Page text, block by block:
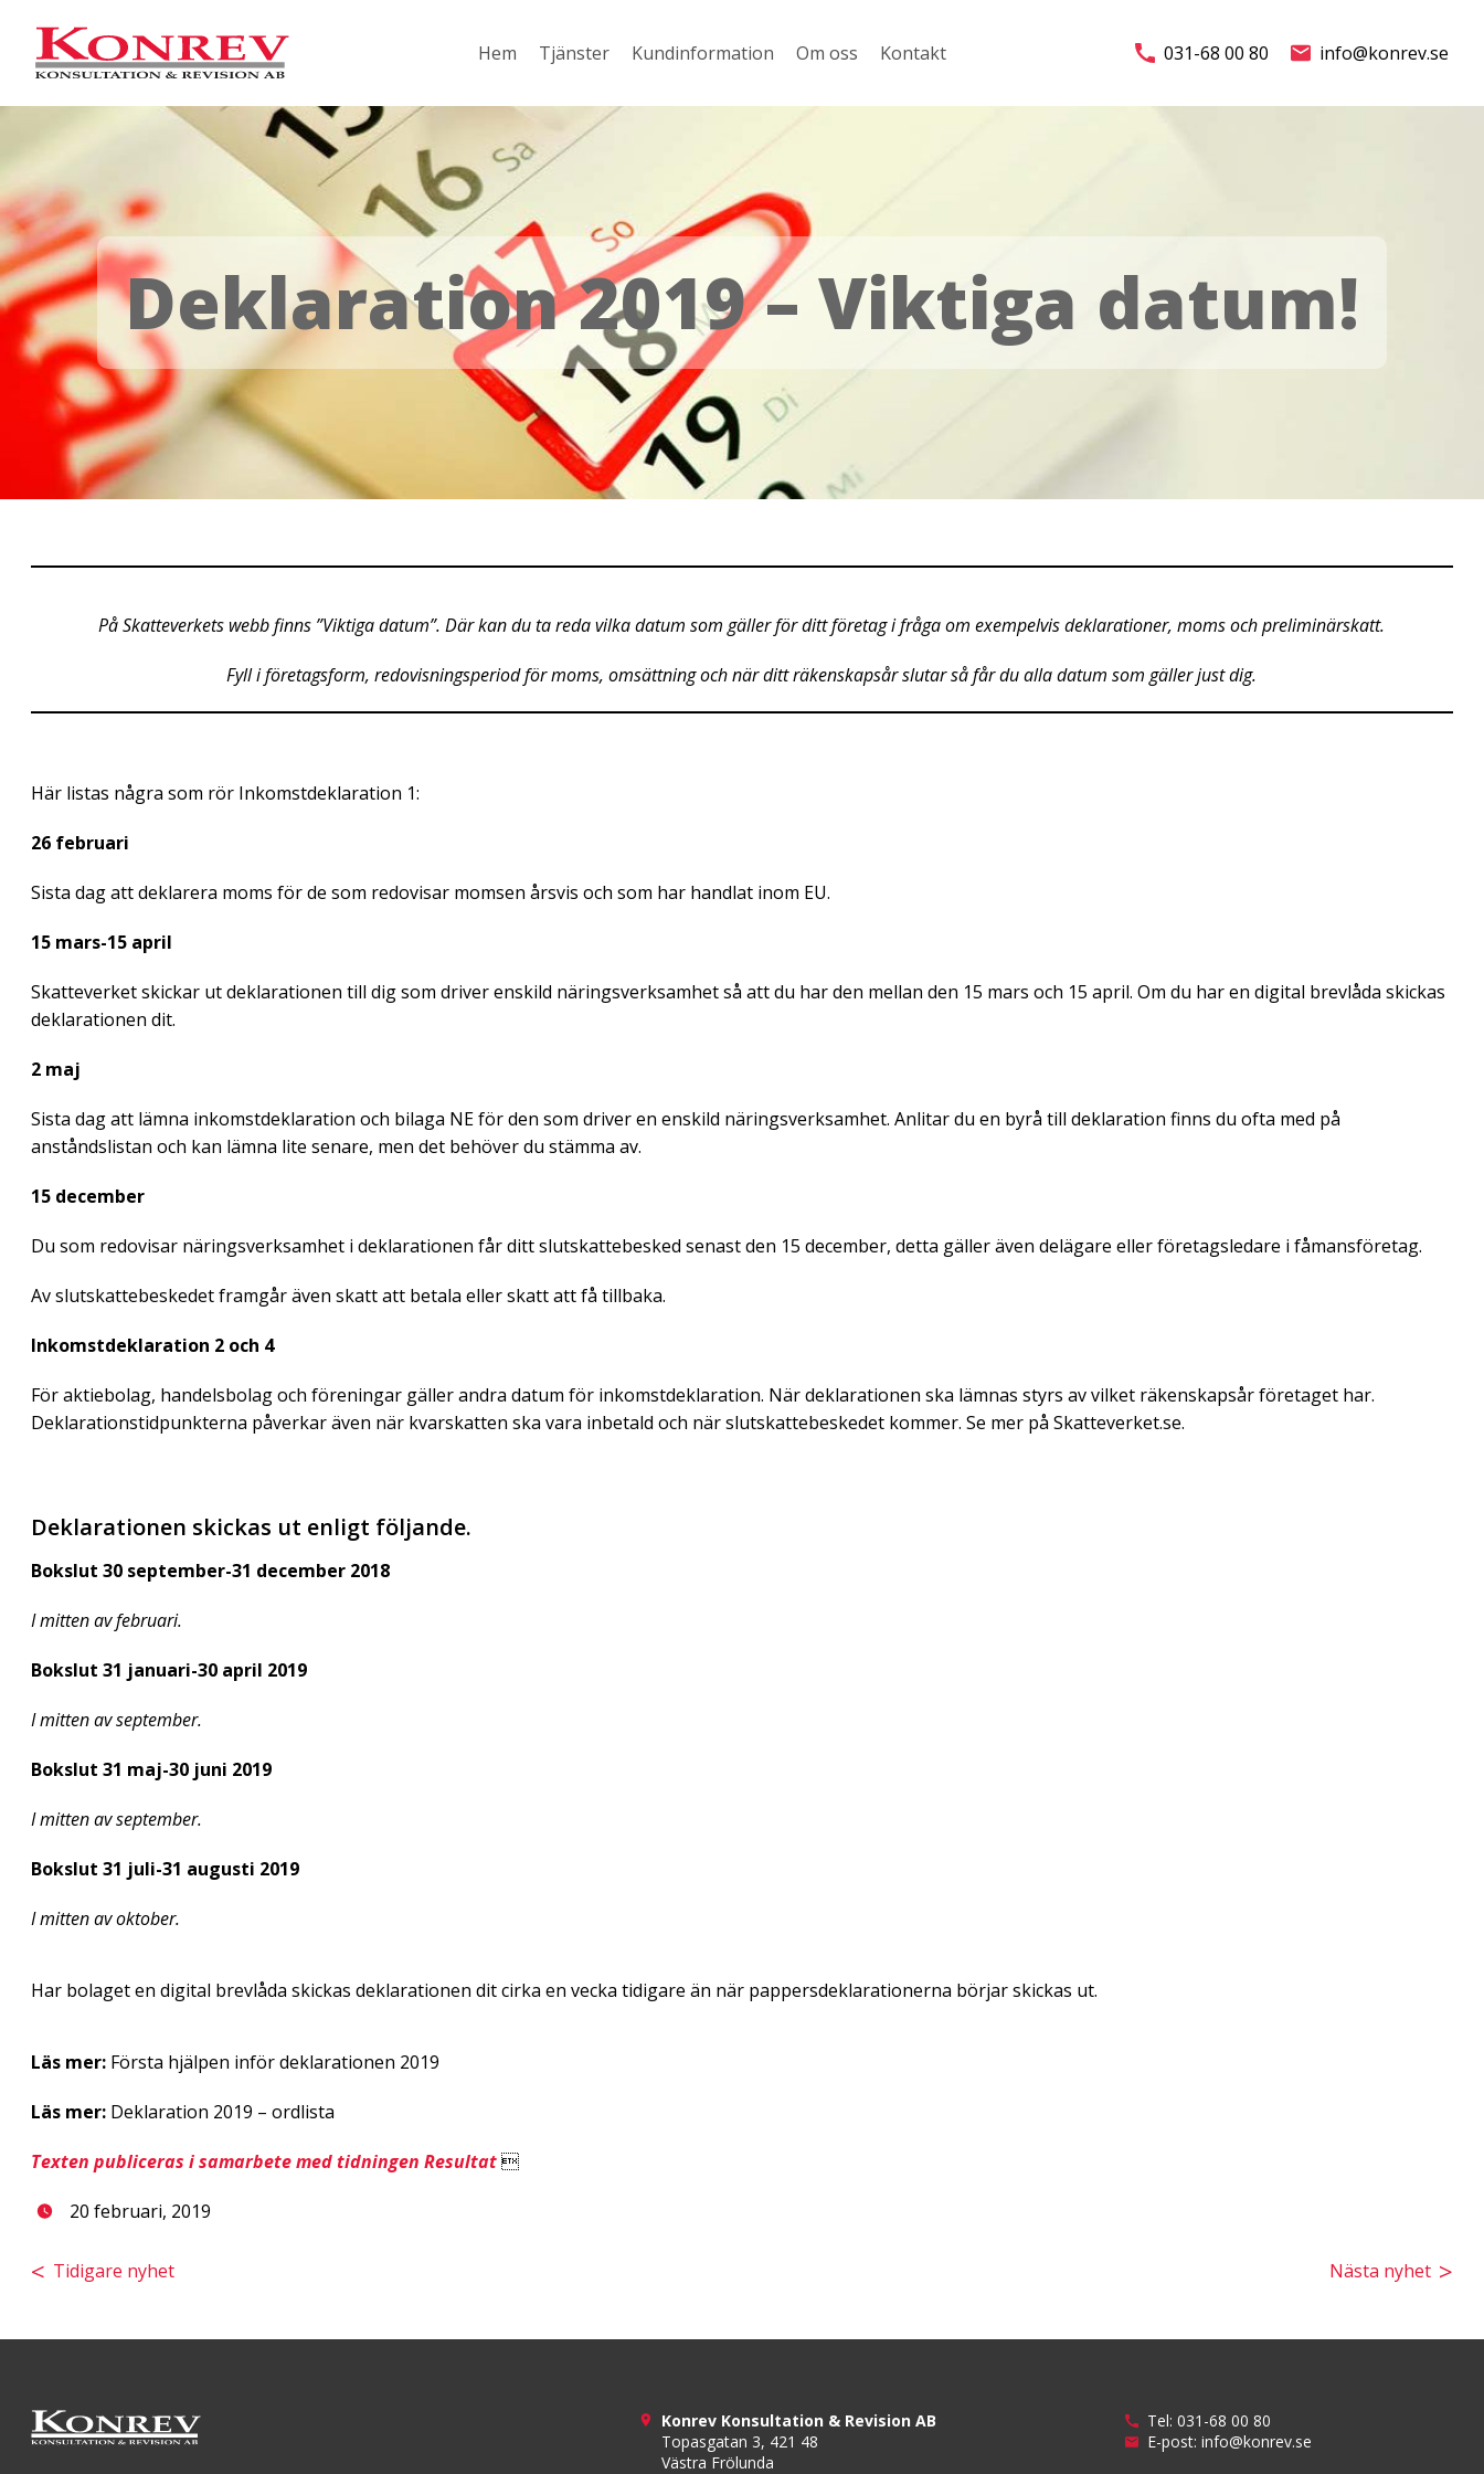
Hem Tjänster Kundinformation Om oss Kontakt 031-68 00 80 info@konrev.se
Deklaration 2019 – Viktiga datum!
På Skatteverkets webb finns ”Viktiga datum”. Där kan du ta reda vilka datum som gäller för ditt företag i fråga om exempelvis deklarationer, moms och preliminärskatt.
Fyll i företagsform, redovisningsperiod för moms, omsättning och när ditt räkenskapsår slutar så får du alla datum som gäller just dig.
Här listas några som rör Inkomstdeklaration 1:
26 februari
Sista dag att deklarera moms för de som redovisar momsen årsvis och som har handlat inom EU.
15 mars-15 april
Skatteverket skickar ut deklarationen till dig som driver enskild näringsverksamhet så att du har den mellan den 15 mars och 15 april. Om du har en digital brevlåda skickas
deklarationen dit.
2 maj
Sista dag att lämna inkomstdeklaration och bilaga NE för den som driver en enskild näringsverksamhet. Anlitar du en byrå till deklaration finns du ofta med på
anståndslistan och kan lämna lite senare, men det behöver du stämma av.
15 december
Du som redovisar näringsverksamhet i deklarationen får ditt slutskattebesked senast den 15 december, detta gäller även delägare eller företagsledare i fåmansföretag.
Av slutskattebeskedet framgår även skatt att betala eller skatt att få tillbaka.
Inkomstdeklaration 2 och 4
För aktiebolag, handelsbolag och föreningar gäller andra datum för inkomstdeklaration. När deklarationen ska lämnas styrs av vilket räkenskapsår företaget har.
Deklarationstidpunkterna påverkar även när kvarskatten ska vara inbetald och när slutskattebeskedet kommer. Se mer på Skatteverket.se.
Deklarationen skickas ut enligt följande.
Bokslut 30 september-31 december 2018
I mitten av februari.
Bokslut 31 januari-30 april 2019
I mitten av september.
Bokslut 31 maj-30 juni 2019
I mitten av september.
Bokslut 31 juli-31 augusti 2019
I mitten av oktober.
Har bolaget en digital brevlåda skickas deklarationen dit cirka en vecka tidigare än när pappersdeklarationerna börjar skickas ut.
Läs mer: Första hjälpen inför deklarationen 2019
Läs mer: Deklaration 2019 – ordlista
Texten publiceras i samarbete med tidningen Resultat
20 februari, 2019
Tidigare nyhet Nästa nyhet
Konrev Konsultation & Revision AB
Topasgatan 3, 421 48
Västra Frölunda
Tel:031-68 00 80
E-post:info@konrev.se